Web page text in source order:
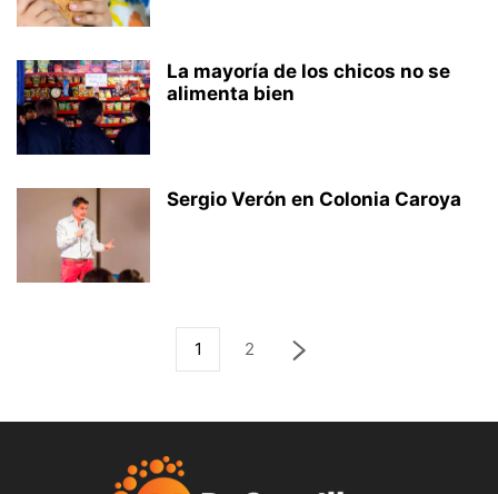
La mayoría de los chicos no se
alimenta bien
Sergio Verón en Colonia Caroya
1 2